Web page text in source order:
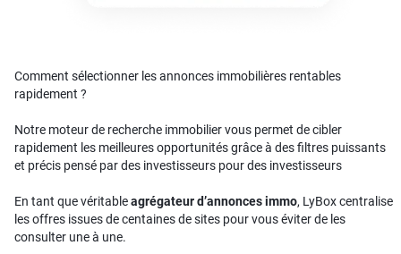
Comment sélectionner les annonces immobilières rentables
rapidement ?
Notre moteur de recherche immobilier vous permet de cibler
rapidement les meilleures opportunités grâce à des filtres puissants
et précis pensé par des investisseurs pour des investisseurs
En tant que véritableagrégateur d’annonces immo, LyBox centralise
les offres issues de centaines de sites pour vous éviter de les
consulter une à une.